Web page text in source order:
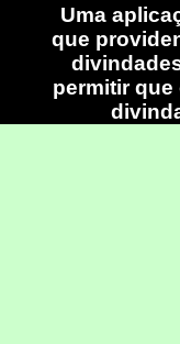
Uma
que
permitir